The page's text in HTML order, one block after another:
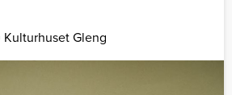
Kulturhuset Gleng